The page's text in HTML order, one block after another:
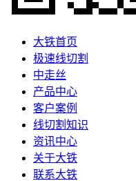
大铁首页
极速线切割
中走丝
产品中心
客户案例
线切割知识
资讯中心
关于大铁
联系大铁